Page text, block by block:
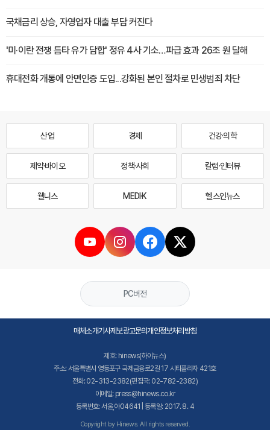
국채금리 상승, 자영업자 대출 부담 커진다
'미·이란 전쟁 틈타 유가 담합' 정유 4사 기소…파급 효과 26조 원 달해
휴대전화 개통에 안면인증 도입...강화된 본인 절차로 민생범죄 차단
산업 경제 건강·의학
제약·바이오 정책·사회 칼럼·인터뷰
웰니스 MEDI·K 헬스인뉴스
PC버전
매체소개기사제보광고문의개인정보처리방침
제호: hinews(하이뉴스)
주소: 서울특별시 영등포구 국제금융로2길 17 시티플라자 421호
전화: 02-313-2382(편집국: 02-782-2382)
이메일: press@hinews.co.kr
등록번호: 서울,아04641 | 등록일: 2017. 8. 4
Copyright by Hinews. All rights reserved.